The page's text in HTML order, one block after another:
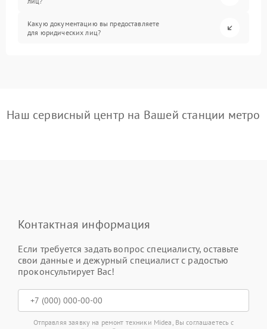
Какую документацию вы предоставляете
для юридических лиц?
Наш сервисный центр на Вашей станции метро
Контактная информация
Если требуется задать вопрос специалисту, оставьте
свои данные и дежурный специалист с радостью
проконсультирует Вас!
Отправляя заявку на ремонт техники Midea, Вы соглашаетесь с